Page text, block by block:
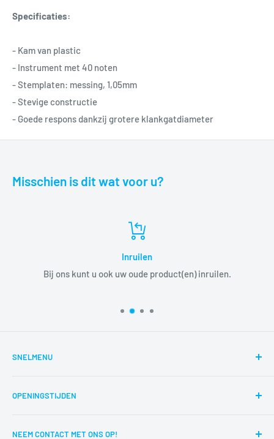
Specificaties:
- Kam van plastic
- Instrument met 40 noten
- Stemplaten: messing, 1,05mm
- Stevige constructie
- Goede respons dankzij grotere klankgatdiameter
Misschien is dit wat voor u?
Inruilen
Bij ons kunt u ook uw oude product(en) inruilen.
SNELMENU
Reparaties
OPENINGSTIJDEN
NEEM CONTACT MET ONS OP!